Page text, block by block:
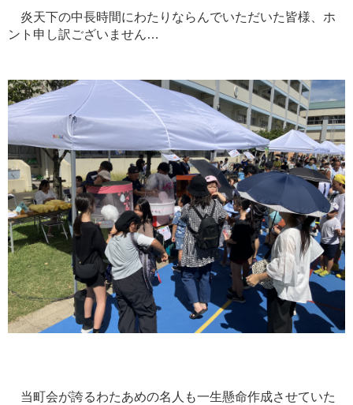
炎天下の中長時間にわたりならんでいただいた皆様、ホ
ント申し訳ございません…
当町会が誇るわたあめの名人も一生懸命作成させていた